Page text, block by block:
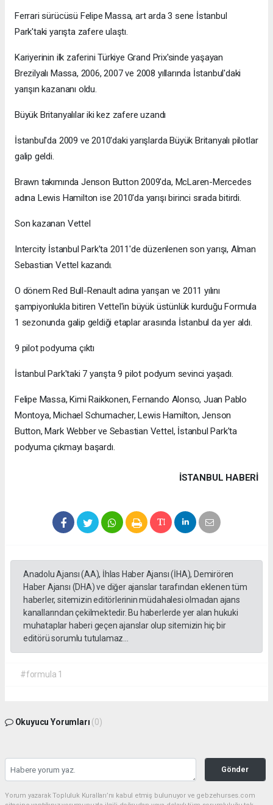
Ferrari sürücüsü Felipe Massa, art arda 3 sene İstanbul
Park'taki yarışta zafere ulaştı.
Kariyerinin ilk zaferini Türkiye Grand Prix'sinde yaşayan
Brezilyalı Massa, 2006, 2007 ve 2008 yıllarında İstanbul'daki
yarışın kazananı oldu.
Büyük Britanyalılar iki kez zafere uzandı
İstanbul'da 2009 ve 2010'daki yarışlarda Büyük Britanyalı pilotlar
galip geldi.
Brawn takımında Jenson Button 2009'da, McLaren-Mercedes
adına Lewis Hamilton ise 2010'da yarışı birinci sırada bitirdi.
Son kazanan Vettel
Intercity İstanbul Park'ta 2011'de düzenlenen son yarışı, Alman
Sebastian Vettel kazandı.
O dönem Red Bull-Renault adına yarışan ve 2011 yılını
şampiyonlukla bitiren Vettel'in büyük üstünlük kurduğu Formula
1 sezonunda galip geldiği etaplar arasında İstanbul da yer aldı.
9 pilot podyuma çıktı
İstanbul Park'taki 7 yarışta 9 pilot podyum sevinci yaşadı.
Felipe Massa, Kimi Raikkonen, Fernando Alonso, Juan Pablo
Montoya, Michael Schumacher, Lewis Hamilton, Jenson
Button, Mark Webber ve Sebastian Vettel, İstanbul Park'ta
podyuma çıkmayı başardı.
İSTANBUL HABERİ
Anadolu Ajansı (AA), İhlas Haber Ajansı (İHA), Demirören
Haber Ajansı (DHA) ve diğer ajanslar tarafından eklenen tüm
haberler, sitemizin editörlerinin müdahalesi olmadan ajans
kanallarından çekilmektedir. Bu haberlerde yer alan hukuki
muhataplar haberi geçen ajanslar olup sitemizin hiç bir
editörü sorumlu tutulamaz...
#formula 1
Okuyucu Yorumları (0)
Gönder
Yorum yazarak Topluluk Kuralları’nı kabul etmiş bulunuyor ve gebzehurses.com